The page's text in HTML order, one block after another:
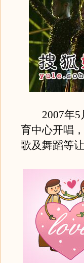
2007年5月
育中心开唱
歌及舞蹈等